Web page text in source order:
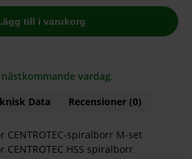
till i varukorg
vardag.
Data Recensioner (0)
CENTROTEC-spiralborr M-set
CENTROTEC HSS spiralborr